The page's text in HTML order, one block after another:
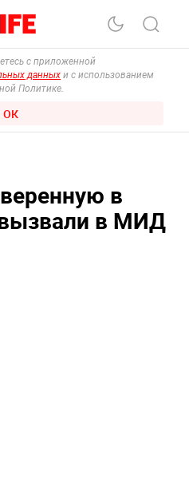
с приложенной
данных и с использованием
Политике.
ОК
в
в МИД